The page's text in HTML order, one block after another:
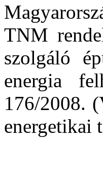
TNM
szolgáló
energia
176/2008.
energetikai